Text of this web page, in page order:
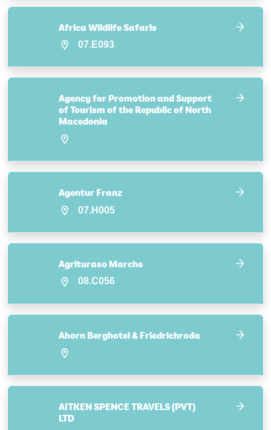
Africa Wildlife Safaris
07.E093
Agency for Promotion and Support
of Tourism of the Republic of North
Macedonia
Agentur Franz
07.H005
Agrituraso Marche
08.C056
Ahorn Berghotel & Friedrichroda
AITKEN SPENCE TRAVELS (PVT)
LTD